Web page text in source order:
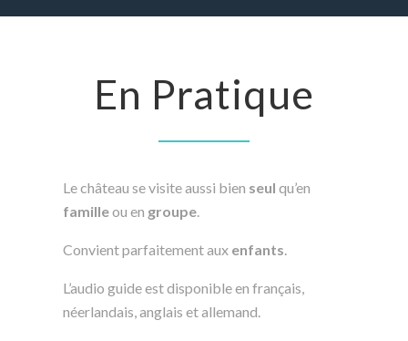
En Pratique
Le château se visite aussi bien seul qu’en
familleou en groupe.
Convient parfaitement aux enfants.
L’audio guide est disponible en français,
néerlandais, anglais et allemand.